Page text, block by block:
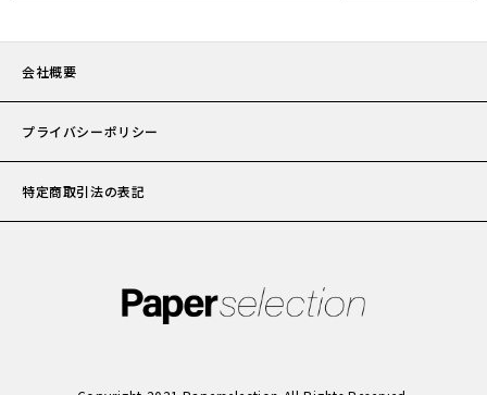
会社概要
プライバシーポリシー
特定商取引法の表記